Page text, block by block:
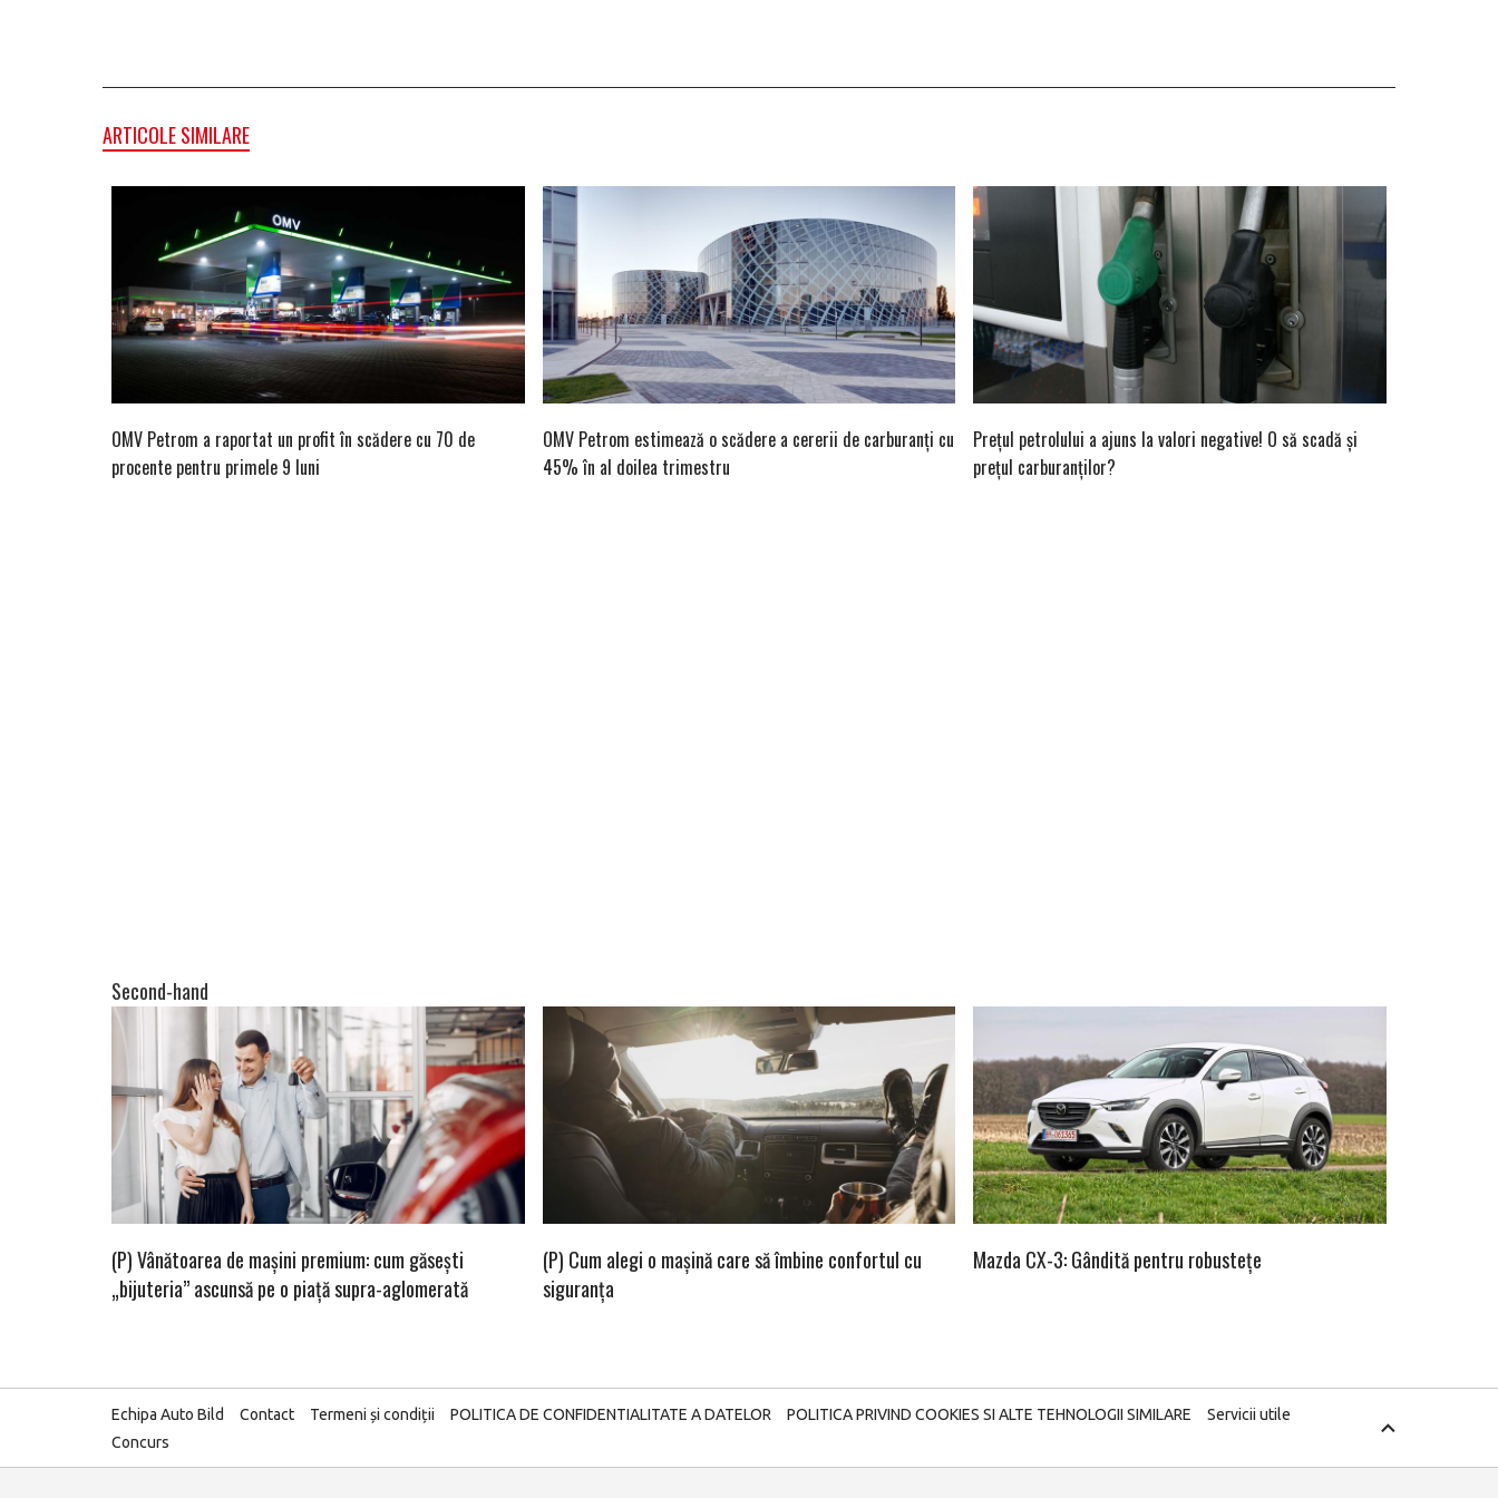
ARTICOLE SIMILARE
OMV Petrom a raportat un profit în scădere cu 70 de
procente pentru primele 9 luni
OMV Petrom estimează o scădere a cererii de carburanţi cu
45% în al doilea trimestru
Prețul petrolului a ajuns la valori negative! O să scadă și
prețul carburanților?
Second-hand
(P) Vânătoarea de mașini premium: cum găsești
„bijuteria” ascunsă pe o piață supra-aglomerată
(P) Cum alegi o mașină care să îmbine confortul cu
siguranța
Mazda CX-3: Gândită pentru robustețe
Echipa Auto Bild Contact Termeni și condiții POLITICA DE CONFIDENTIALITATE A DATELOR POLITICA PRIVIND COOKIES SI ALTE TEHNOLOGII SIMILARE
Servicii utile
Concurs